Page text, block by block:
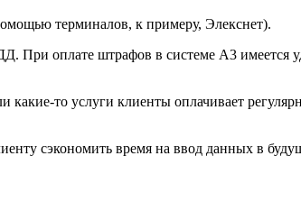
терминалов, к примеру, Элекснет).
оплате штрафов в системе А3 имеется
то услуги клиенты оплачивает
сэкономить время на ввод данных в